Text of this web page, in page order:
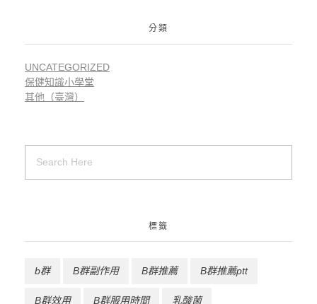
分類
UNCATEGORIZED
保健知識小學堂
其他（臺灣）
標籤
b群 B群副作用 B群推薦 B群推薦ptt
B群效用 B群服用時間 乳酸菌